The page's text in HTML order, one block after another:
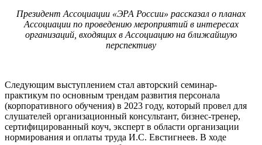
Президент Ассоциации «ЭРА России» рассказал о планах
Ассоциации по проведению мероприятий в интересах
организаций, входящих в Ассоциацию на ближайшую
перспективу
Следующим выступлением стал авторский семинар-
практикум по основным трендам развития персонала
(корпоративного обучения) в 2023 году, который провел для
слушателей организационный консультант, бизнес-тренер,
сертифицированный коуч, эксперт в области организации
нормирования и оплаты труда И.С. Евстигнеев. В ходе